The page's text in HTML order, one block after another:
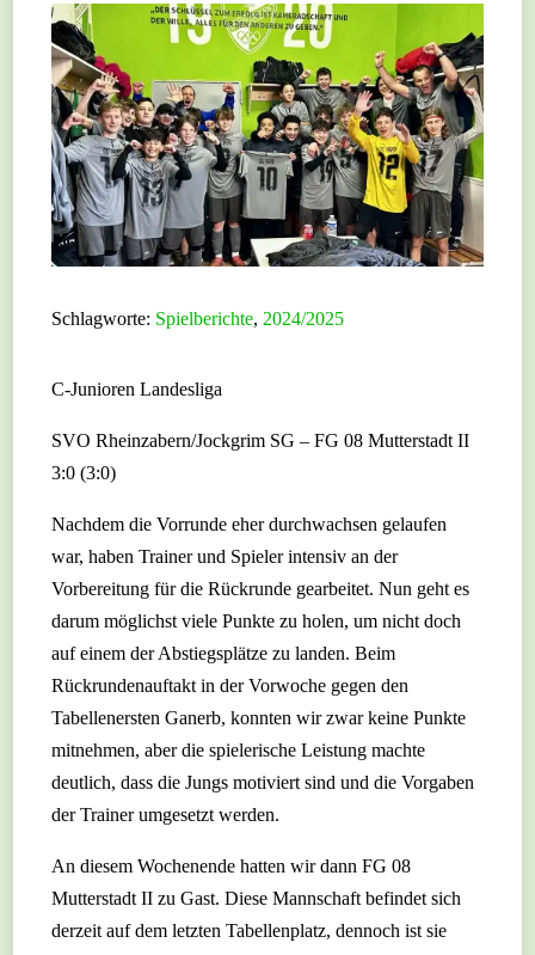
Schlagworte: Spielberichte, 2024/2025
C-Junioren Landesliga
SVO Rheinzabern/Jockgrim SG – FG 08 Mutterstadt II​​​​​
3:0 (3:0)
Nachdem die Vorrunde eher durchwachsen gelaufen
war, haben Trainer und Spieler intensiv an der
Vorbereitung für die Rückrunde gearbeitet. Nun geht es
darum möglichst viele Punkte zu holen, um nicht doch
auf einem der Abstiegsplätze zu landen. Beim
Rückrundenauftakt in der Vorwoche gegen den
Tabellenersten Ganerb, konnten wir zwar keine Punkte
mitnehmen, aber die spielerische Leistung machte
deutlich, dass die Jungs motiviert sind und die Vorgaben
der Trainer umgesetzt werden.
An diesem Wochenende hatten wir dann FG 08
Mutterstadt II zu Gast. Diese Mannschaft befindet sich
derzeit auf dem letzten Tabellenplatz, dennoch ist sie